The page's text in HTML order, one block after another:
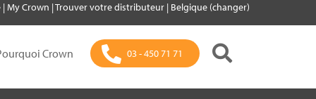
|My Crown |Trouver votre distributeur | Belgique (changer)
Crown 03 - 450 71 71